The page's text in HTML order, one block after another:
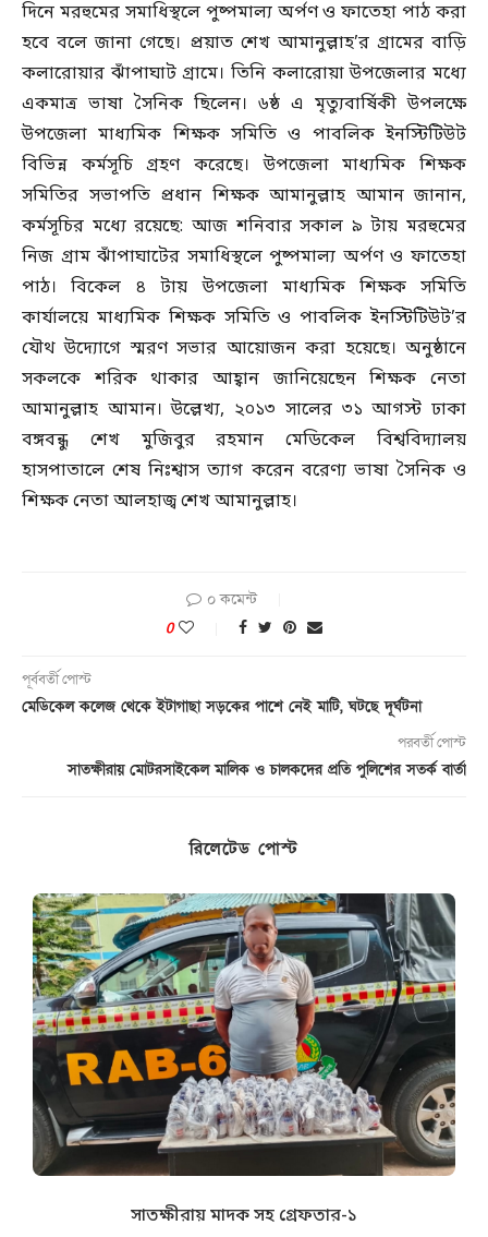
দিনে মরহুমের সমাধিস্থলে পুষ্পমাল্য অর্পণ ও ফাতেহা পাঠ করা
হবে বলে জানা গেছে। প্রয়াত শেখ আমানুল্লাহ’র গ্রামের বাড়ি
কলারোয়ার ঝাঁপাঘাট গ্রামে। তিনি কলারোয়া উপজেলার মধ্যে
একমাত্র ভাষা সৈনিক ছিলেন। ৬ষ্ঠ এ মৃত্যুবার্ষিকী উপলক্ষে
উপজেলা মাধ্যমিক শিক্ষক সমিতি ও পাবলিক ইনস্টিটিউট
বিভিন্ন কর্মসূচি গ্রহণ করেছে। উপজেলা মাধ্যমিক শিক্ষক
সমিতির সভাপতি প্রধান শিক্ষক আমানুল্লাহ আমান জানান,
কর্মসূচির মধ্যে রয়েছে: আজ শনিবার সকাল ৯ টায় মরহুমের
নিজ গ্রাম ঝাঁপাঘাটের সমাধিস্থলে পুষ্পমাল্য অর্পণ ও ফাতেহা
পাঠ। বিকেল ৪ টায় উপজেলা মাধ্যমিক শিক্ষক সমিতি
কার্যালয়ে মাধ্যমিক শিক্ষক সমিতি ও পাবলিক ইনস্টিটিউট’র
যৌথ উদ্যোগে স্মরণ সভার আয়োজন করা হয়েছে। অনুষ্ঠানে
সকলকে শরিক থাকার আহ্বান জানিয়েছেন শিক্ষক নেতা
আমানুল্লাহ আমান। উল্লেখ্য, ২০১৩ সালের ৩১ আগস্ট ঢাকা
বঙ্গবন্ধু শেখ মুজিবুর রহমান মেডিকেল বিশ্ববিদ্যালয়
হাসপাতালে শেষ নিঃশ্বাস ত্যাগ করেন বরেণ্য ভাষা সৈনিক ও
শিক্ষক নেতা আলহাজ্ব শেখ আমানুল্লাহ।
০ কমেন্ট
0
পূর্ববর্তী পোস্ট
মেডিকেল কলেজ থেকে ইটাগাছা সড়কের পাশে নেই মাটি, ঘটছে দূর্ঘটনা
পরবর্তী পোস্ট
সাতক্ষীরায় মোটরসাইকেল মালিক ও চালকদের প্রতি পুলিশের সতর্ক বার্তা
রিলেটেড পোস্ট
সাতক্ষীরায় মাদক সহ গ্রেফতার-১